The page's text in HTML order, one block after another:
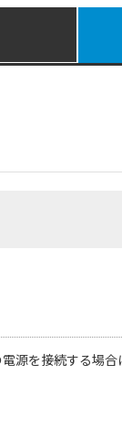
源を接続する場合